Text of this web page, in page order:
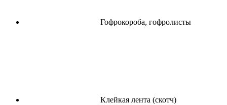
Гофрокороба, гофролисты
Клейкая лента (скотч)